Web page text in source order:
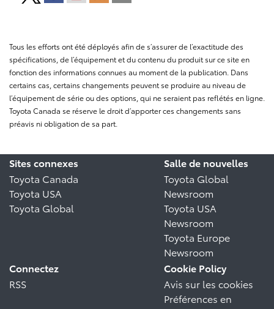
Tous les efforts ont été déployés afin de s’assurer de l’exactitude des
spécifications, de l’équipement et du contenu du produit sur ce site en
fonction des informations connues au moment de la publication. Dans
certains cas, certains changements peuvent se produire au niveau de
l’équipement de série ou des options, qui ne seraient pas reflétés en ligne.
Toyota Canada se réserve le droit d’apporter ces changements sans
préavis ni obligation de sa part.
Sites connexes
Toyota Canada
Toyota USA
Toyota Global
Salle de nouvelles
Toyota Global
Newsroom
Toyota USA
Newsroom
Toyota Europe
Newsroom
Connectez
RSS
Cookie Policy
Avis sur les cookies
Préférences en